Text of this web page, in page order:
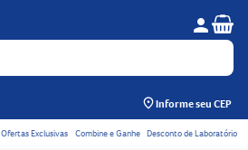
Menu do
person
Informe seu CEP
Acessos rápidos do cabeçalho
Ofertas Exclusivas Combine e Ganhe Desconto de Laboratório